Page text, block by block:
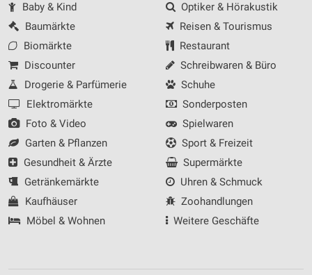
Baby & Kind
Baumärkte
Biomärkte
Discounter
Drogerie & Parfümerie
Elektromärkte
Foto & Video
Garten & Pflanzen
Gesundheit & Ärzte
Getränkemärkte
Kaufhäuser
Möbel & Wohnen
Optiker & Hörakustik
Reisen & Tourismus
Restaurant
Schreibwaren & Büro
Schuhe
Sonderposten
Spielwaren
Sport & Freizeit
Supermärkte
Uhren & Schmuck
Zoohandlungen
Weitere Geschäfte